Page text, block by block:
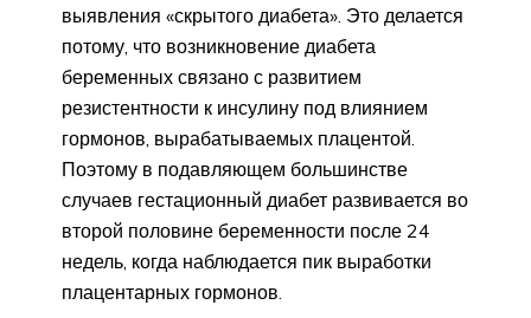
выявления «скрытого диабета». Это делается
потому, что возникновение диабета
беременных связано с развитием
резистентности к инсулину под влиянием
гормонов, вырабатываемых плацентой.
Поэтому в подавляющем большинстве
случаев гестационный диабет развивается во
второй половине беременности после 24
недель, когда наблюдается пик выработки
плацентарных гормонов.